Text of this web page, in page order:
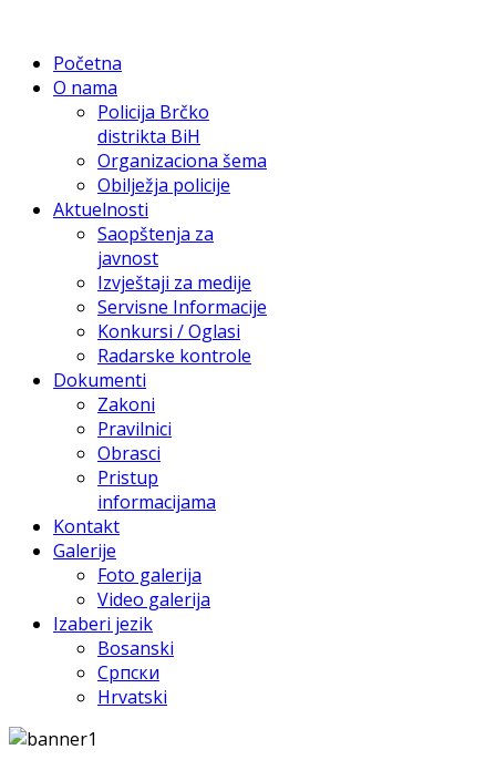
Početna
O nama
Policija Brčko
distrikta BiH
Organizaciona šema
Obilježja policije
Aktuelnosti
Saopštenja za
javnost
Izvještaji za medije
Servisne Informacije
Konkursi / Oglasi
Radarske kontrole
Dokumenti
Zakoni
Pravilnici
Obrasci
Pristup
informacijama
Kontakt
Galerije
Foto galerija
Video galerija
Izaberi jezik
Bosanski
Српски
Hrvatski